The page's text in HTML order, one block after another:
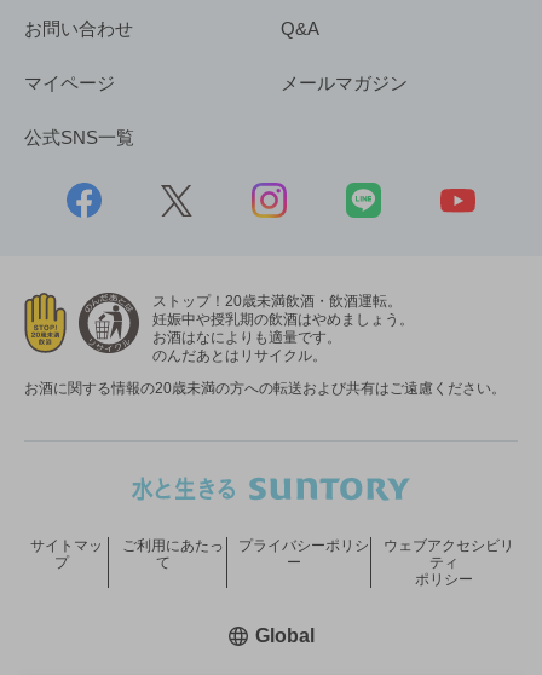
お問い合わせ Q&A
マイページ メールマガジン
公式SNS一覧
ストップ！20歳未満飲酒・飲酒運転。
妊娠中や授乳期の飲酒はやめましょう。
お酒はなによりも適量です。
のんだあとはリサイクル。
お酒に関する情報の20歳未満の方への転送および共有はご遠慮ください。
サイトマッ
プ
ご利用にあたっ
て
プライバシーポリシ
ー
ウェブアクセシビリ
ティ
ポリシー
Global新しいウィンドウで開く